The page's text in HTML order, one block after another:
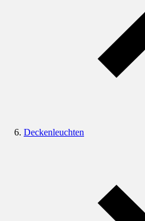
Deckenleuchten